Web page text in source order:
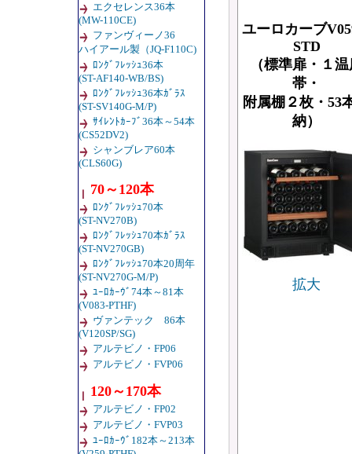
エクセレンス36本
(MW-110CE)
ファンヴィーノ36
ハイアール製（JQ-F110C)
ﾛﾝｸﾞﾌﾚｯｼｭ36本
(ST-AF140-WB/BS)
ﾛﾝｸﾞﾌﾚｯｼｭ36本ｶﾞﾗｽ
(ST-SV140G-M/P)
ｻｲﾚﾝﾄｶｰﾌﾞ36本～54本
(CS52DV2)
シャンブレア60本
(CLS60G)
70～120本
ﾛﾝｸﾞﾌﾚｯｼｭ70本
(ST-NV270B)
ﾛﾝｸﾞﾌﾚｯｼｭ70本ｶﾞﾗｽ
(ST-NV270GB)
ﾛﾝｸﾞﾌﾚｯｼｭ70本20周年
(ST-NV270G-M/P)
ﾕｰﾛｶｰｳﾞ74本～81本
(V083-PTHF)
ヴァンテック 86本
(V120SP/SG)
アルテビノ・FP06
アルテビノ・FVP06
120～170本
アルテビノ・FP02
アルテビノ・FVP03
ﾕｰﾛｶｰｳﾞ182本～213本
ユーロカーブ
STD
（標準扉・１
帯・
附属棚２枚・53
納）
拡大